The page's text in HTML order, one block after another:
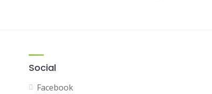
Social
Facebook